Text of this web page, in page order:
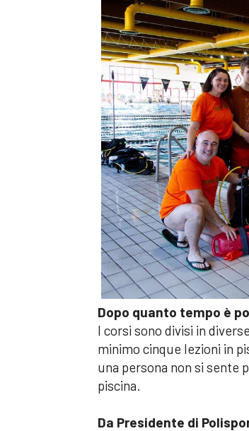
Dopo quanto tempo è
I corsi sono divisi in
minimo cinque lezioni in
una persona non si sente
piscina.
Da Presidente di